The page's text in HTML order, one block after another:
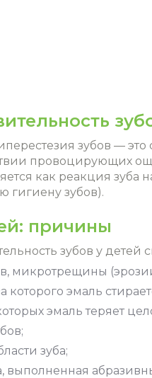
зубов —
провоцирующих
как реакция зуба
гигиену зубов).
причины
зубов у
микротрещины
эмаль
эмаль теряет
зуба;
выполненная